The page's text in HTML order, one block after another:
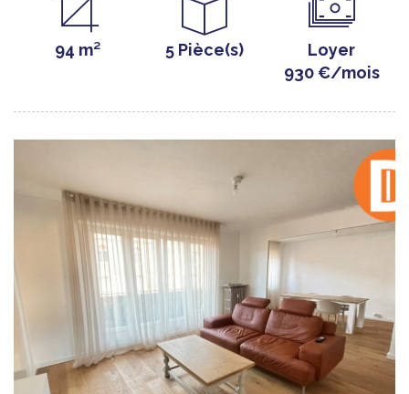
94 m² 5 Pièce(s)
Loyer
930 €/mois